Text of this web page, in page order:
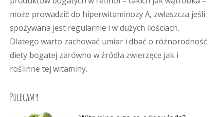
może prowadzić do hiperwitaminozy A, zwłaszcza jeśli
spożywana jest regularnie i w dużych ilościach.
Dlatego warto zachować umiar i dbać o różnorodność
diety bogatej zarówno w źródła zwierzęce jak i
roślinne tej witaminy.
Polecamy